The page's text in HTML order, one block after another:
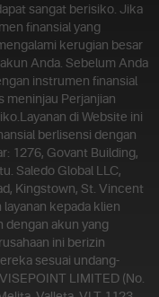
sangat berisiko. Jika
finansial yang
kerugian besar
Anda. Sebelum Anda
instrumen finansial
meninjau Perjanjian
Layanan di Website ini
berlisensi dengan
1276, Govant Building,
Saledo Global LLC,
Kingstown, St. Vincent
layanan kepada klien
dengan akun yang
ini berizin
sesuai undang-
LIMITED (No.